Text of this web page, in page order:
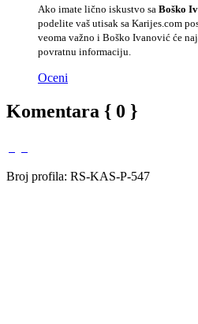
Ako imate lično iskustvo sa Boško
podelite vaš utisak sa Karijes.com
veoma važno i Boško Ivanović će
povratnu informaciju.
Oceni
Komentara { 0 }
Broj profila: RS-KAS-P-547